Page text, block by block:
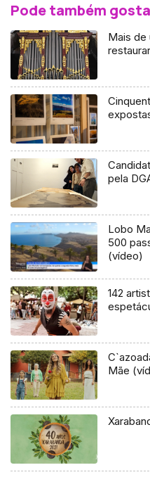
Pode também
Mais de
pela
Lobo
500
(vídeo)
142
Mãe